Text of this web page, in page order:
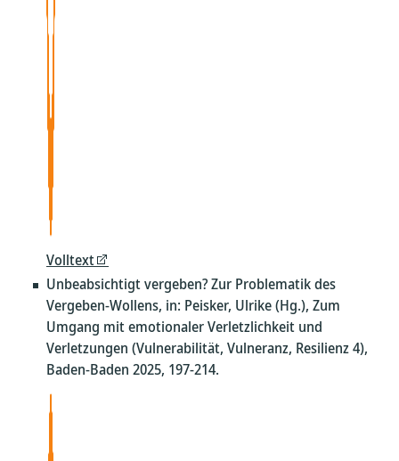
Volltext
Unbeabsichtigt vergeben? Zur Problematik des
Vergeben-Wollens, in: Peisker, Ulrike (Hg.), Zum
Umgang mit emotionaler Verletzlichkeit und
Verletzungen (Vulnerabilität, Vulneranz, Resilienz 4),
Baden-Baden 2025, 197-214.